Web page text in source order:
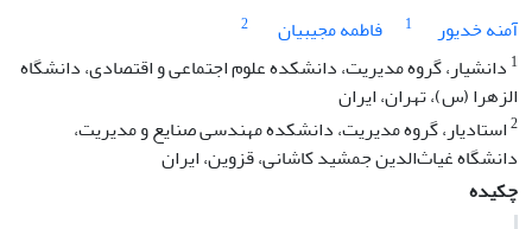
آمنه خدیور
1 فاطمه مجیبیان
2
1 دانشیار، گروه مدیریت، دانشکده علوم اجتماعی و اقتصادی، دانشگاه
الزهرا (س)، تهران، ایران
2استادیار، گروه مدیریت، دانشکده مهندسی صنایع و مدیریت،
دانشگاه غیاث‌الدین جمشید کاشانی، قزوین، ایران
چکیده